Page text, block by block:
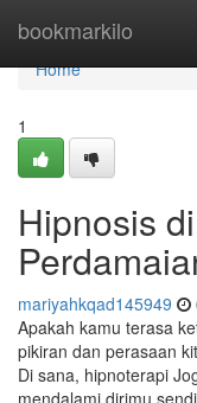
bookmarkilo
Home
Home
1
Hipnosis
mariyahkqad145949
Apakah kamu terasa
pikiran dan perasaan
Di sana, hipnoterapi
mendalami dirimu